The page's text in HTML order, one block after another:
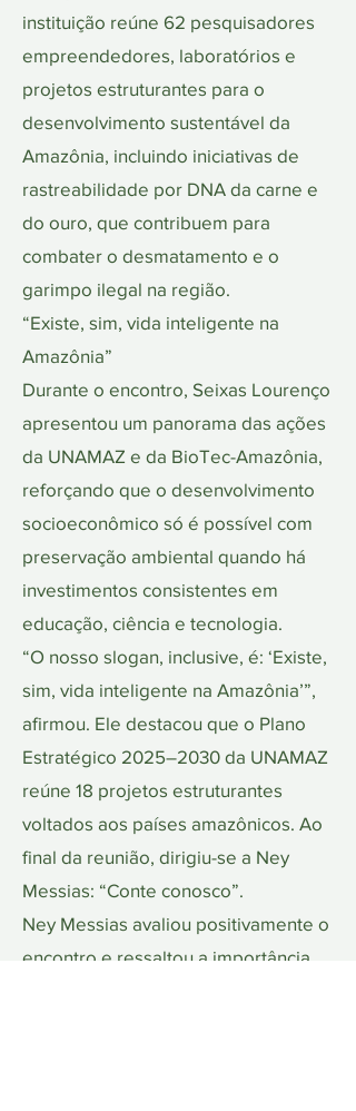
instituição reúne 62 pesquisadores
empreendedores, laboratórios e
projetos estruturantes para o
desenvolvimento sustentável da
Amazônia, incluindo iniciativas de
rastreabilidade por DNA da carne e
do ouro, que contribuem para
combater o desmatamento e o
garimpo ilegal na região.
“Existe, sim, vida inteligente na
Amazônia”
Durante o encontro, Seixas Lourenço
apresentou um panorama das ações
da UNAMAZ e da BioTec-Amazônia,
reforçando que o desenvolvimento
socioeconômico só é possível com
preservação ambiental quando há
investimentos consistentes em
educação, ciência e tecnologia.
“O nosso slogan, inclusive, é: ‘Existe,
sim, vida inteligente na Amazônia’”,
afirmou. Ele destacou que o Plano
Estratégico 2025–2030 da UNAMAZ
reúne 18 projetos estruturantes
voltados aos países amazônicos. Ao
final da reunião, dirigiu-se a Ney
Messias: “Conte conosco”.
Ney Messias avaliou positivamente o
encontro e ressaltou a importância